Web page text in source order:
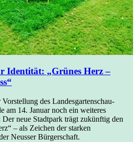
Identität: „Grünes Herz –
des Landesgartenschau-
am 14. Januar noch ein weiteres
neue Stadtpark trägt zukünftig den
– als Zeichen der starken
Neusser Bürgerschaft.